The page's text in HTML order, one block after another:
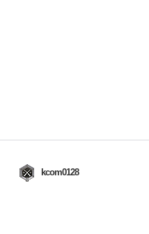
kcom0128